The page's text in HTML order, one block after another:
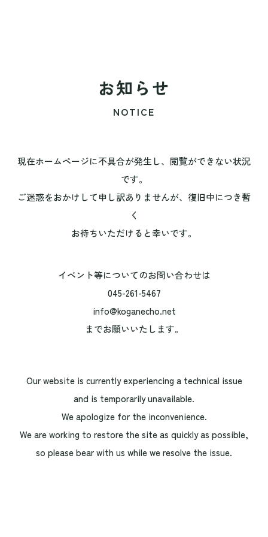
お知らせ
NOTICE
現在ホームページに不具合が発生し、閲覧ができない状況
です。
ご迷惑をおかけして申し訳ありませんが、復旧中につき暫
く
お待ちいただけると幸いです。
イベント等についてのお問い合わせは
045-261-5467
info@koganecho.net
までお願いいたします。
Our website is currently experiencing a technical issue
and is temporarily unavailable.
We apologize for the inconvenience.
We are working to restore the site as quickly as possible,
so please bear with us while we resolve the issue.